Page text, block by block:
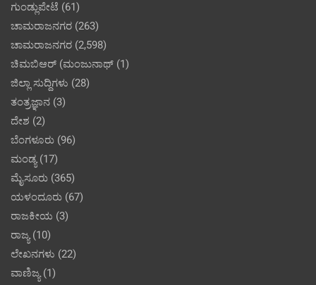
ಗುಂಡ್ಲುಪೇಟೆ (61)
ಚಾಮರಾಜನಗರ (263)
ಚಾಮರಾಜನಗರ (2,598)
ಚಿಮಬಿಆರ್ (ಮಂಜುನಾಥ್ (1)
ಜಿಲ್ಲಾ ಸುದ್ದಿಗಳು (28)
ತಂತ್ರಜ್ಞಾನ (3)
ದೇಶ (2)
ಬೆಂಗಳೂರು (96)
ಮಂಡ್ಯ(17)
ಮೈಸೂರು (365)
ಯಳಂದೂರು (67)
ರಾಜಕೀಯ (3)
ರಾಜ್ಯ(10)
ಲೇಖನಗಳು (22)
ವಾಣಿಜ್ಯ(1)